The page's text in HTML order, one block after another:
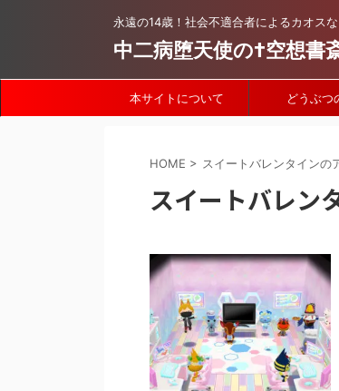
永遠の14歳！社会不適合者によるカオス
中二病堕天使の†空想書
本サイトについて どうぶつ
HOME > スイートバレンタインの
スイートバレン